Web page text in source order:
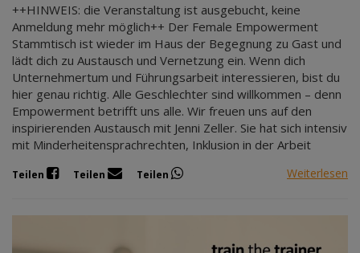
++HINWEIS: die Veranstaltung ist ausgebucht, keine
Anmeldung mehr möglich++ Der Female Empowerment
Stammtisch ist wieder im Haus der Begegnung zu Gast und
lädt dich zu Austausch und Vernetzung ein. Wenn dich
Unternehmertum und Führungsarbeit interessieren, bist du
hier genau richtig. Alle Geschlechter sind willkommen – denn
Empowerment betrifft uns alle. Wir freuen uns auf den
inspirierenden Austausch mit Jenni Zeller. Sie hat sich intensiv
mit Minderheitensprachrechten, Inklusion in der Arbeit
Teilen Teilen Teilen Weiterlesen